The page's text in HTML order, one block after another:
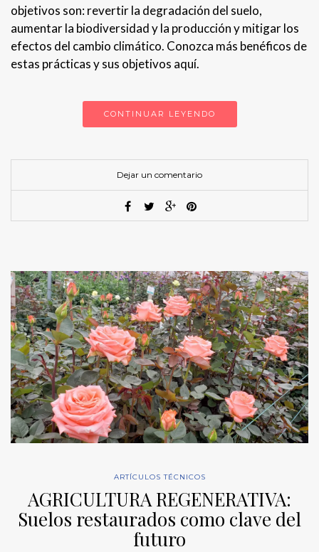
objetivos son: revertir la degradación del suelo,
aumentar la biodiversidad y la producción y mitigar los
efectos del cambio climático. Conozca más benéficos de
estas prácticas y sus objetivos aquí.
CONTINUAR LEYENDO
Dejar un comentario
ARTÍCULOS TÉCNICOS
AGRICULTURA REGENERATIVA:
Suelos restaurados como clave del
futuro